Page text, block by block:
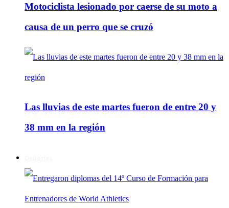
Motociclista lesionado por caerse de su moto a
causa de un perro que se cruzó
Las lluvias de este martes fueron de entre 20 y
38 mm en la región